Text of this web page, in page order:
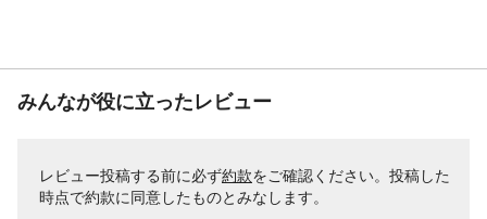
みんなが役に立ったレビュー
レビュー投稿する前に必ず約款をご確認ください。投稿した
時点で約款に同意したものとみなします。